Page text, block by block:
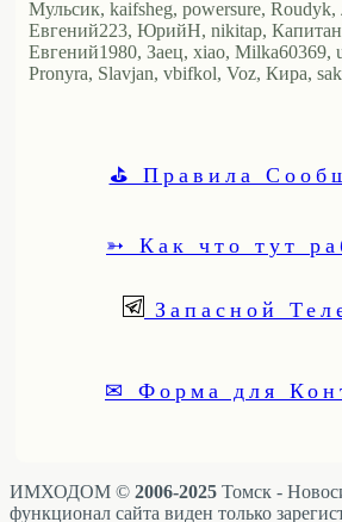
Мульсик, kaifsheg, powersure,
Евгений223, ЮрийН, nikitap,
Евгений1980, Заец, xiao, Milka60369,
Pronyra, Slavjan, vbifkol, Voz, Кира,
⛳ Правила
➳ Как что тут
Запасной
✉ Форма для
ИМХОДОМ © 2006-2025 Томск -
функционал сайта виден только